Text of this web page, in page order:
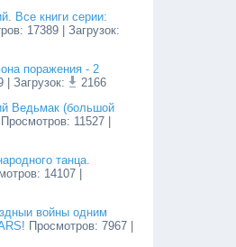
Все книги серии:
: 17389 | Загрузок:
поражения - 2
| Загрузок:
2166
Ведьмак (большой
Просмотров: 11527
танца.
: 14107
войны одним
Просмотров:7967